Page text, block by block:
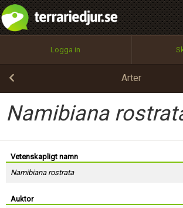
Logga in
Arter
Namibiana
Vetenskapligt namn
Namibiana rostrata
Auktor
Utför
100%
OK
integritetspolicy
Namn:
Epost:
Lösenord:
Begär nytt lösenord